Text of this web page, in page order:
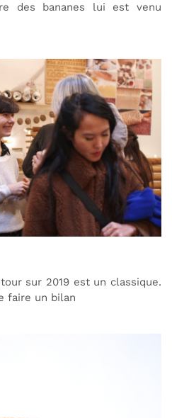
des bananes lui est venu
sur 2019 est un classique.
faire un bilan